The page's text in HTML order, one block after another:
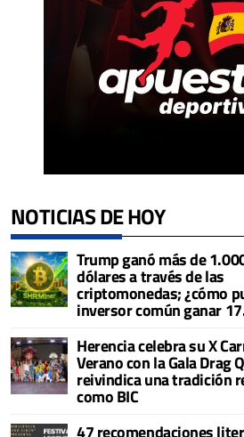
NOTICIAS DE HOY
Trump ganó más de
dólares a través de las
criptomonedas; ¿cómo
inversor común ganar
Herencia celebra su X
Verano con la Gala Drag
reivindica una tradición
como BIC
47 recomendaciones